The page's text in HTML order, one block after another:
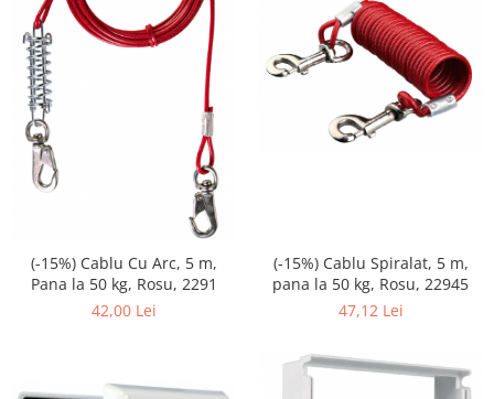
(-15%) Cablu Cu Arc, 5 m,
Pana la 50 kg, Rosu, 2291
42,00 Lei
(-15%) Cablu Spiralat, 5 m,
pana la 50 kg, Rosu, 22945
47,12 Lei